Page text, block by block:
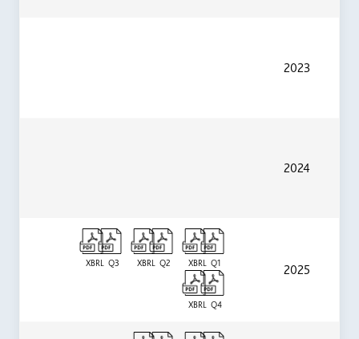
2023
2024
2025
Q1
XBRL
Q2
XBRL
Q3
XBRL
Q4
XBRL